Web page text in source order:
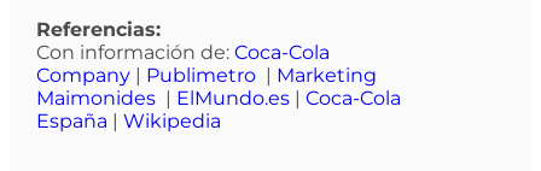
Referencias:
Con información de: Coca-Cola
Company| Publimetro| Marketing
Maimonides| ElMundo.es| Coca-Cola
España | Wikipedia